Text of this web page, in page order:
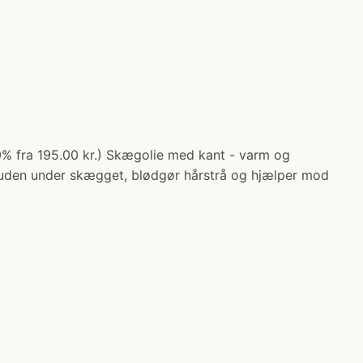
fra 195.00 kr.) Skægolie med kant - varm og
under skægget, blødgør hårstrå og hjælper mod